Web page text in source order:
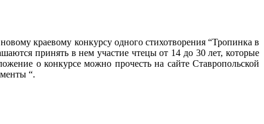
краевому конкурсу одного стихотворения “Тропинка в
принять в нем участие чтецы от 14 до 30 лет, которые
о конкурсе можно прочесть на сайте Ставропольской
“.